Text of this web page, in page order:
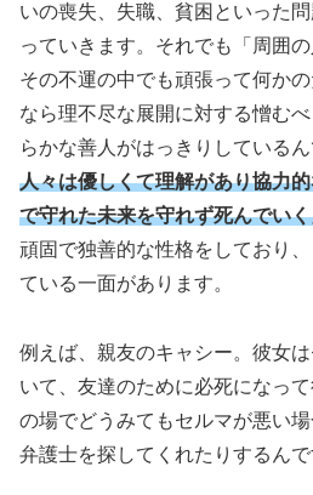
いの喪失、失職、貧困といった
っていきます。それでも「周囲
その不運の中でも頑張って何か
なら理不尽な展開に対する憎む
らかな善人がはっきりしているん
人々は優しくて理解があり協力
で守れた未来を守れず死んでい
頑固で独善的な性格をしており
ている一面があります。
例えば、親友のキャシー。彼女
いて、友達のために必死になっ
の場でどうみてもセルマが悪い場
弁護士を探してくれたりするんで